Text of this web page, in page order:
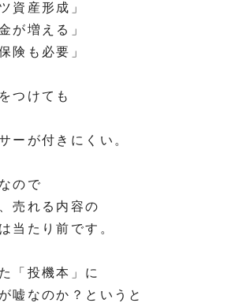
資産形成」
が増える」
険も必要」
つけても
ーが付きにくい。
ので
売れる内容の
当たり前です。
「投機本」に
嘘なのか？というと